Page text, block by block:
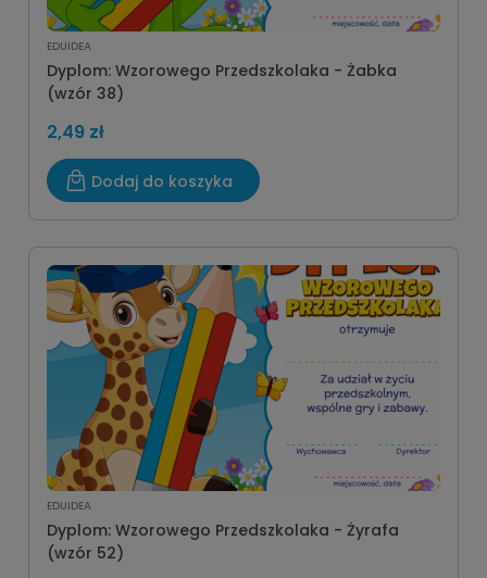
EDUIDEA
Dyplom: Wzorowego Przedszkolaka - Żabka
(wzór 38)
2,49 zł
Dodaj do koszyka
EDUIDEA
Dyplom: Wzorowego Przedszkolaka - Żyrafa
(wzór 52)